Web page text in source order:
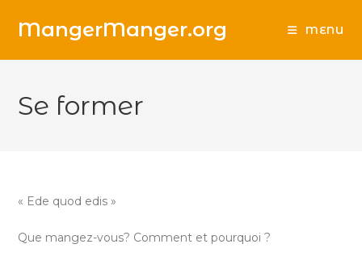
MangerManger.org MENU
Se former
« Ede quod edis »
Que mangez-vous? Comment et pourquoi ?